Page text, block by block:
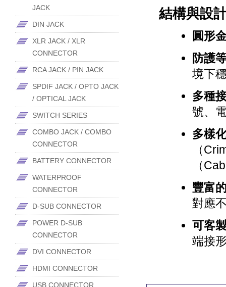
結構與設
圓形
防護
境下
多種
號、
多樣
（
（
豐富
對應
可客
端接
JACK
DIN JACK
XLR JACK / XLR
CONNECTOR
RCA JACK / PIN JACK
SPDIF JACK / OPTO JACK
/ OPTICAL JACK
SWITCH SERIES
COMBO JACK / COMBO
CONNECTOR
BATTERY CONNECTOR
WATERPROOF
CONNECTOR
D-SUB CONNECTOR
POWER D-SUB
CONNECTOR
DVI CONNECTOR
HDMI CONNECTOR
USB CONNECTOR